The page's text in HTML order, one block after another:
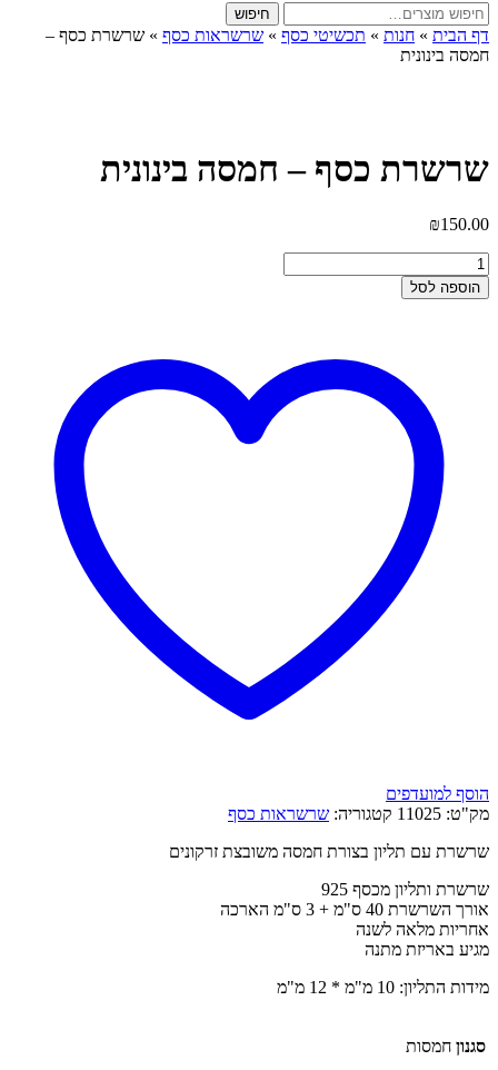
חיפוש
עבור:
חיפוש
דף הבית » חנות » תכשיטי כסף » שרשראות כסף » שרשרת כסף –
חמסה בינונית
שרשרת כסף – חמסה בינונית
₪150.00
כמות
של
שרשרת
הוספה לסל
הוסף למועדפים
מק"ט: 11025 קטגוריה: שרשראות כסף
שרשרת עם תליון בצורת חמסה משובצת זרקונים
שרשרת ותליון מכסף 925
אורך השרשרת 40 ס"מ + 3 ס"מ הארכה
אחריות מלאה לשנה
מגיע באריזת מתנה
מידות התליון: 10 מ"מ * 12 מ"מ
סגנון חמסות